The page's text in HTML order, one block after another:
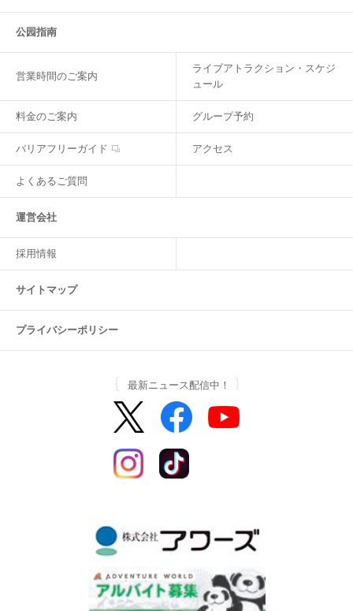
公园指南
営業時間のご案内
ライブアトラクション・スケジ
ュール
料金のご案内 グループ予約
バリアフリーガイド アクセス
よくあるご質問
運営会社
採用情報
サイトマップ
プライバシーポリシー
最新ニュース配信中！